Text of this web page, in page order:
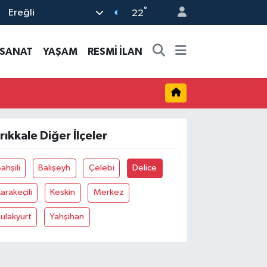
Ereğli 22°
YAŞAM RESMİ İLAN
Diğer İlçeler
Balişeyh Çelebi Delice
Keskin Merkez
Yahşihan